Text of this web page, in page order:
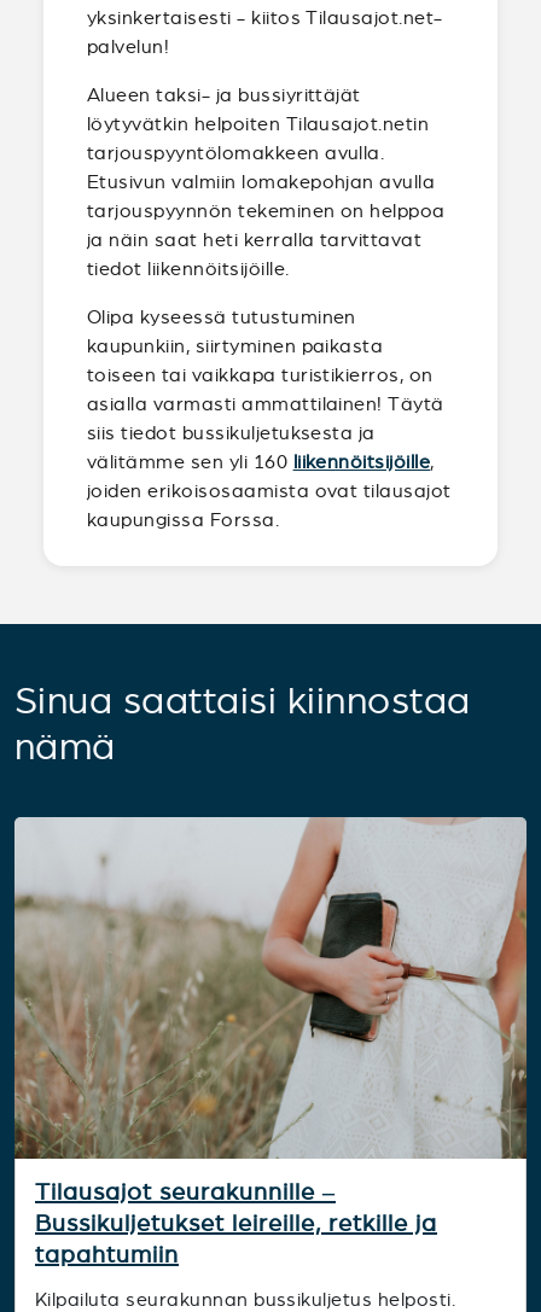
yksinkertaisesti - kiitos Tilausajot.net-
palvelun!
Alueen taksi- ja bussiyrittäjät
löytyvätkin helpoiten Tilausajot.netin
tarjouspyyntölomakkeen avulla.
Etusivun valmiin lomakepohjan avulla
tarjouspyynnön tekeminen on helppoa
ja näin saat heti kerralla tarvittavat
tiedot liikennöitsijöille.
Olipa kyseessä tutustuminen
kaupunkiin, siirtyminen paikasta
toiseen tai vaikkapa turistikierros, on
asialla varmasti ammattilainen! Täytä
siis tiedot bussikuljetuksesta ja
välitämme sen yli 160 liikennöitsijöille,
joiden erikoisosaamista ovat tilausajot
kaupungissa Forssa.
Sinua saattaisi kiinnostaa
nämä
Tilausajot seurakunnille –
Bussikuljetukset leireille, retkille ja
tapahtumiin
Kilpailuta seurakunnan bussikuljetus helposti.